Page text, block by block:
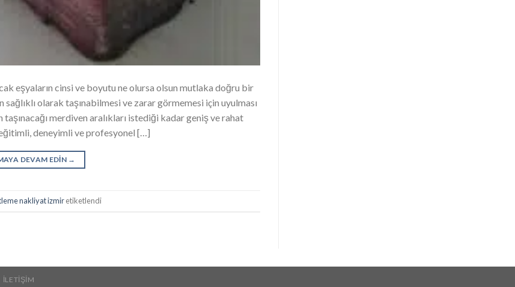
eşyaların cinsi ve boyutu ne olursa olsun mutlaka doğru bir
olarak taşınabilmesi ve zarar görmemesi için uyulması
merdiven aralıkları istediği kadar geniş ve rahat
eğitimli, deneyimli ve profesyonel […]
DEVAM EDIN →
nakliyat izmiretiketlendi
İLETIŞIM